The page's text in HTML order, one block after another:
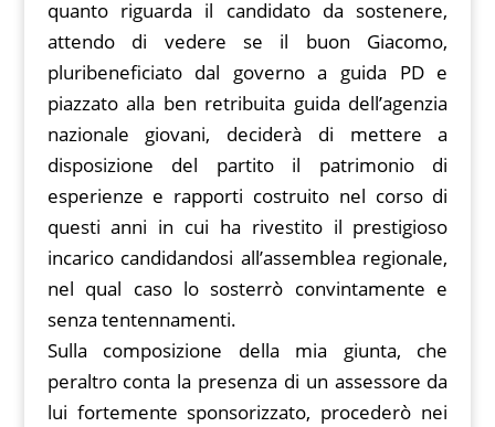
quanto riguarda il candidato da sostenere,
attendo di vedere se il buon Giacomo,
pluribeneficiato dal governo a guida PD e
piazzato alla ben retribuita guida dell’agenzia
nazionale giovani, deciderà di mettere a
disposizione del partito il patrimonio di
esperienze e rapporti costruito nel corso di
questi anni in cui ha rivestito il prestigioso
incarico candidandosi all’assemblea regionale,
nel qual caso lo sosterrò convintamente e
senza tentennamenti.
Sulla composizione della mia giunta, che
peraltro conta la presenza di un assessore da
lui fortemente sponsorizzato, procederò nei